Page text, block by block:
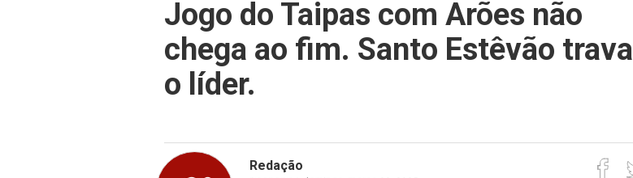
Jogo do Taipas com Arões não
chega ao fim. Santo Estêvão trava
o líder.
Redação